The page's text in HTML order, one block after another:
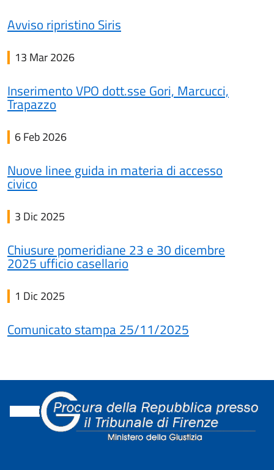
Avviso ripristino Siris
13 Mar 2026
Inserimento VPO dott.sse Gori, Marcucci,
Trapazzo
6 Feb 2026
Nuove linee guida in materia di accesso
civico
3 Dic 2025
Chiusure pomeridiane 23 e 30 dicembre
2025 ufficio casellario
1 Dic 2025
Comunicato stampa 25/11/2025